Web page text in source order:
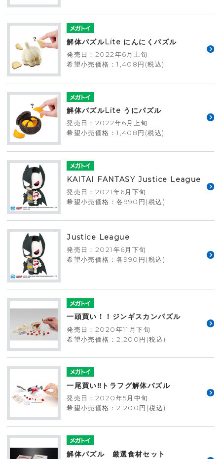
解体パズルLite にんにくパズル
発売日：2022年6月上旬
希望小売価格：1,408円(税込)
解体パズルLite うにパズル
発売日：2022年6月上旬
希望小売価格：1,408円(税込)
KAITAI FANTASY Justice League
発売日：2021年6月下旬
希望小売価格：各990円(税込)
Justice League
発売日：2021年6月下旬
希望小売価格：各990円(税込)
一頭買い！！ジンギスカンパズル
発売日：2020年11月下旬
希望小売価格：2,200円(税込)
一尾買い‼トラフグ解体パズル
発売日：2020年5月中旬
希望小売価格：2,200円(税込)
解体パズル 厳選食材セット